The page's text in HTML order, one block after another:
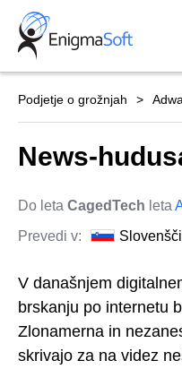
Skip
content
Podjetje o grožnjah
News-
Do leta CagedTech leta
Prevedi v:
V današnjem
brskanju po internetu
Zlonamerna in
skrivajo za na videz